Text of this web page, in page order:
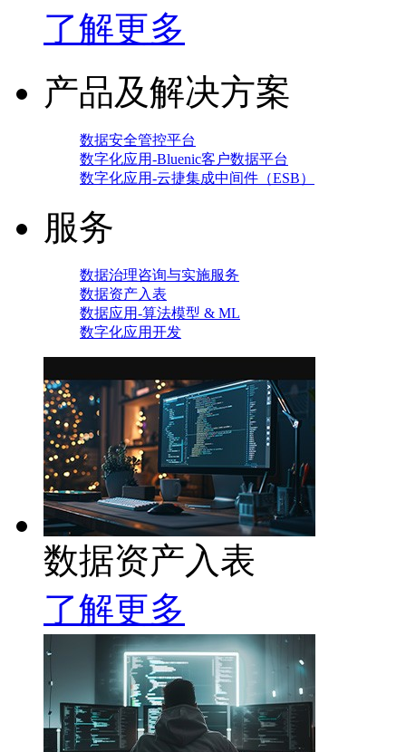
了解更多
产品及解决方案
数据安全管控平台
数字化应用-Bluenic客户数据平台
数字化应用-云捷集成中间件（ESB）
服务
数据治理咨询与实施服务
数据资产入表
数据应用-算法模型 & ML
数字化应用开发
数据资产入表
了解更多